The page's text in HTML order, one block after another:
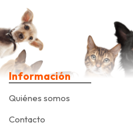
Información
Quiénes somos
Contacto